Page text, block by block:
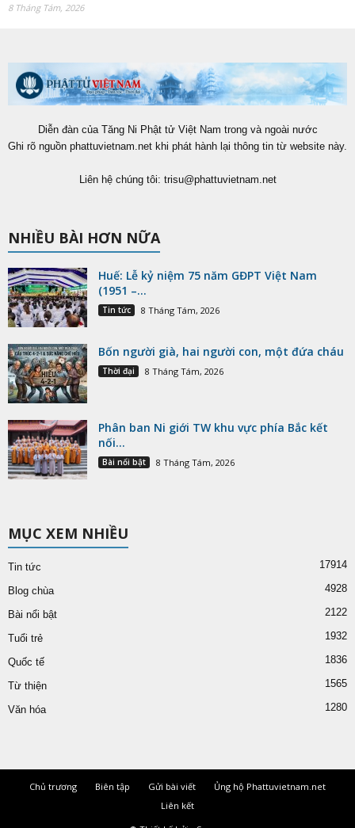
8 Tháng Tám, 2026
Diễn đàn của Tăng Ni Phật tử Việt Nam trong và ngoài nước
Ghi rõ nguồn phattuvietnam.net khi phát hành lại thông tin từ website này.
Liên hệ chúng tôi: trisu@phattuvietnam.net
NHIỀU BÀI HƠN NỮA
Huế: Lễ kỷ niệm 75 năm GĐPT Việt Nam
(1951 –...
Tin tức 8 Tháng Tám, 2026
Bốn người già, hai người con, một đứa cháu
Thời đại 8 Tháng Tám, 2026
Phân ban Ni giới TW khu vực phía Bắc kết
nối...
Bài nổi bật 8 Tháng Tám, 2026
MỤC XEM NHIỀU
Tin tức 17914
Blog chùa 4928
Bài nổi bật 2122
Tuổi trẻ 1932
Quốc tế 1836
Từ thiện 1565
Văn hóa 1280
Chủ trương Biên tập Gửi bài viết
Ủng hộ Phattuvietnam.net
Liên kết